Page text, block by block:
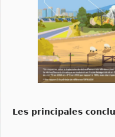
Les principales